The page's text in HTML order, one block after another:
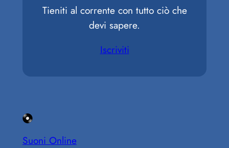
Tieniti al corrente con tutto ciò che
devi sapere.
Iscriviti
Suoni Online